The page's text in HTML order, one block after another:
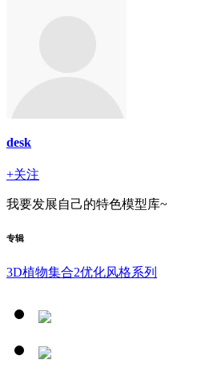
desk
+关注
我要发展自己的特色模型库~
专辑
3D植物集合2优化风格系列